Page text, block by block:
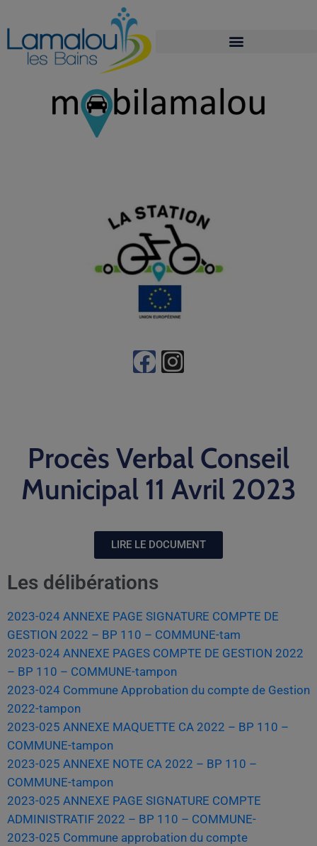
Procès Verbal Conseil
Municipal 11 Avril 2023
LIRE LE DOCUMENT
Les délibérations
2023-024 ANNEXE PAGE SIGNATURE COMPTE DE
GESTION 2022 – BP 110 – COMMUNE-tam
2023-024 ANNEXE PAGES COMPTE DE GESTION 2022
– BP 110 – COMMUNE-tampon
2023-024 Commune Approbation du compte de Gestion
2022-tampon
2023-025 ANNEXE MAQUETTE CA 2022 – BP 110 –
COMMUNE-tampon
2023-025 ANNEXE NOTE CA 2022 – BP 110 –
COMMUNE-tampon
2023-025 ANNEXE PAGE SIGNATURE COMPTE
ADMINISTRATIF 2022 – BP 110 – COMMUNE-
2023-025 Commune approbation du compte